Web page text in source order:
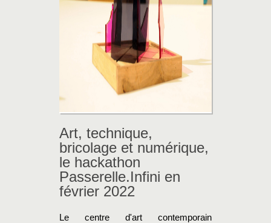
Art, technique,
bricolage et numérique,
le hackathon
Passerelle.Infini en
février 2022
Le centre d'art contemporain